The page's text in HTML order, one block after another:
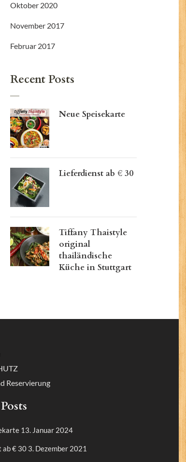
Oktober 2020
November 2017
Februar 2017
Recent Posts
Neue Speisekarte
Lieferdienst ab € 30
Tiffany Thaistyle
original
thailändische
Küche in Stuttgart
Reservierung
13. Januar 2024
ab € 30 3. Dezember 2021